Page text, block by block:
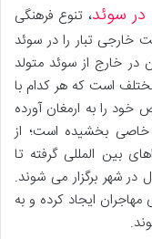
در سوئد، تنوع فرهنگی
خارجی تبار را در سوئد
خارج از سوئد متولد
میزبان بیش از ۱۷۰ ملیت مختلف است که هر کدام با
را به ارمغان آورده
خاصی بخشیده است؛ از
بین المللی گرفته تا
در شهر برگزار می شوند.
ایجاد کرده و به